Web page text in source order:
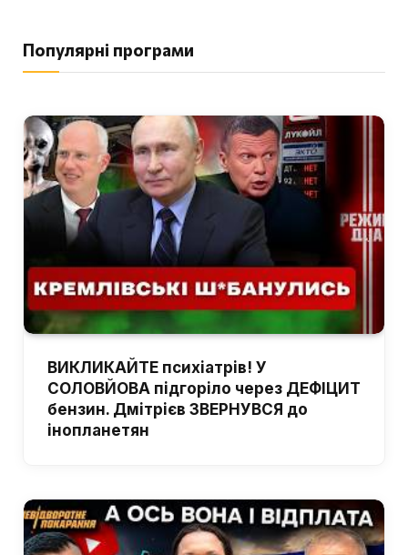
Популярні програми
ВИКЛИКАЙТЕ психіатрів! У
СОЛОВЙОВА підгоріло через ДЕФІЦИТ
бензин. Дмітрієв ЗВЕРНУВСЯ до
інопланетян